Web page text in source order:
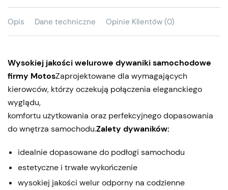
Opis Dane techniczne Opinie Klientów (0)
Wysokiej jakości welurowe dywaniki samochodowe
firmy MotosZaprojektowane dla wymagających
kierowców, którzy oczekują połączenia eleganckiego
wyglądu,
komfortu użytkowania oraz perfekcyjnego dopasowania
do wnętrza samochodu.Zalety dywaników:
idealnie dopasowane do podłogi samochodu
estetyczne i trwałe wykończenie
wysokiej jakości welur odporny na codzienne